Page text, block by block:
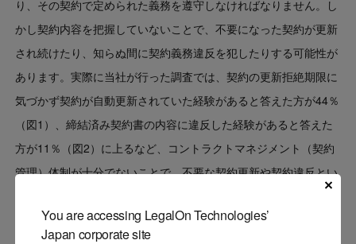
You are accessing LegalOn Technologies’
Japan corporate site
り、その契約で定められた義務を遵守しなければなりません。し
かし契約内容を把握していないことで、不要になった契約が更新
され続けたり、知らぬ間に契約義務違反を犯したりする可能性が
あります。実際に当社が行った調査では、契約の更新拒絶期限に
気づかず契約が自動更新されていた経験があると答えた方が44％
（図1）、締結済み契約書の内容に違反した経験があると答えた
方が11％（図2）に上るなど、コントラクトマネジメント（契約
管理）体制が十分でないことで、不要な契約更新や契約違反とい